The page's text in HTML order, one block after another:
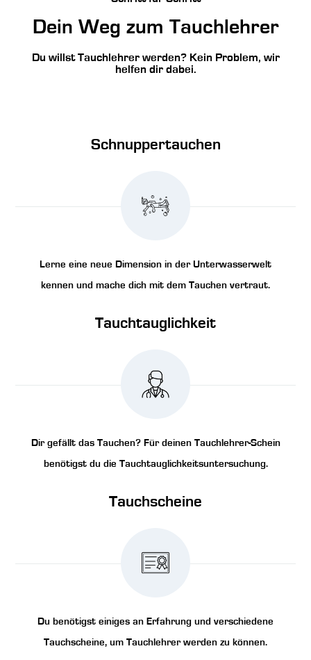
Dein Weg zum Tauchlehrer
Du willst Tauchlehrer werden? Kein Problem, wir
helfen dir dabei.
Schnuppertauchen
Lerne eine neue Dimension in der Unterwasserwelt
kennen und mache dich mit dem Tauchen vertraut.
Tauchtauglichkeit
Dir gefällt das Tauchen? Für deinen Tauchlehrer-Schein
benötigst du die Tauchtauglichkeitsuntersuchung.
Tauchscheine
Du benötigst einiges an Erfahrung und verschiedene
Tauchscheine, um Tauchlehrer werden zu können.